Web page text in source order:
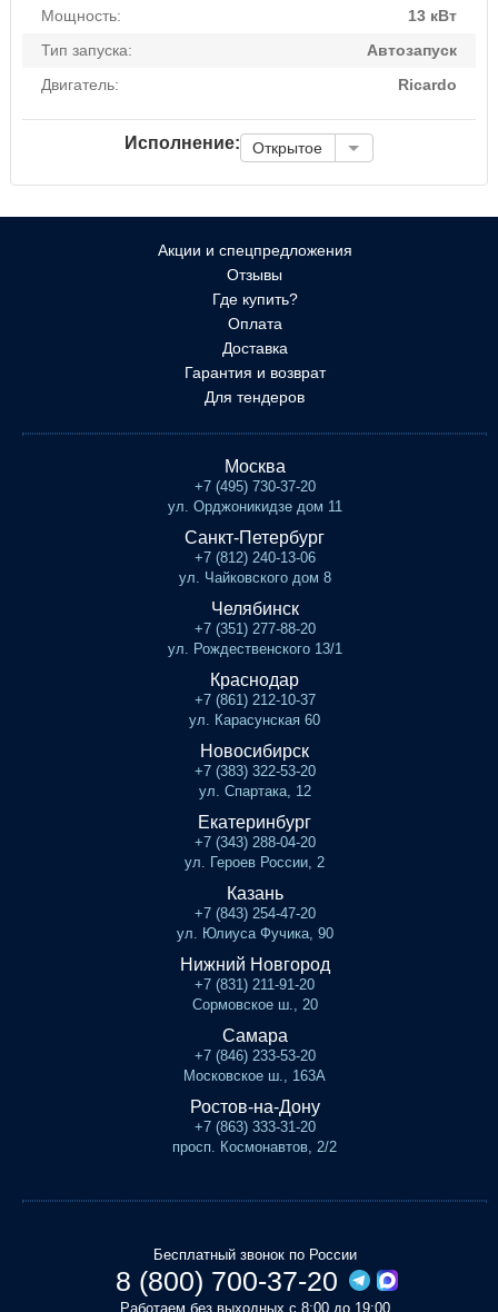
Мощность:
13 кВт
Тип запуска:
Автозапуск
Двигатель:
Ricardo
Исполнение: Открытое
Акции и спецпредложения
Отзывы
Где купить?
Оплата
Доставка
Гарантия и возврат
Для тендеров
Москва
+7 (495) 730-37-20
ул. Орджоникидзе дом 11
Санкт-Петербург
+7 (812) 240-13-06
ул. Чайковского дом 8
Челябинск
+7 (351) 277-88-20
ул. Рождественского 13/1
Краснодар
+7 (861) 212-10-37
ул. Карасунская 60
Новосибирск
+7 (383) 322-53-20
ул. Спартака, 12
Екатеринбург
+7 (343) 288-04-20
ул. Героев России, 2
Казань
+7 (843) 254-47-20
ул. Юлиуса Фучика, 90
Нижний Новгород
+7 (831) 211-91-20
Сормовское ш., 20
Самара
+7 (846) 233-53-20
Московское ш., 163А
Ростов-на-Дону
+7 (863) 333-31-20
просп. Космонавтов, 2/2
Бесплатный звонок по России
8 (800) 700-37-20
Работаем без выходных с 8:00 до 19:00